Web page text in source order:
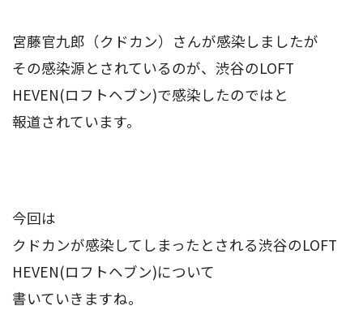
宮藤官九郎（クドカン）さんが感染しましたが
その感染源とされているのが、渋谷のLOFT
HEVEN(ロフトヘブン)で感染したのではと
報道されています。
今回は
クドカンが感染してしまったとされる渋谷のLOFT
HEVEN(ロフトヘブン)について
書いていきますね。